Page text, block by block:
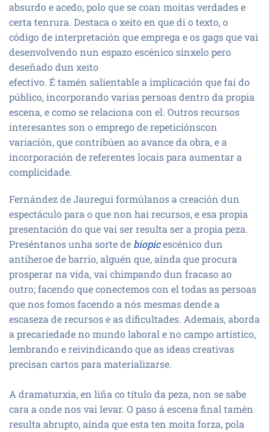
absurdo e acedo, polo que se coan moitas verdades e
certa tenrura. Destaca o xeito en que di o texto, o
código de interpretación que emprega e os gags que vai
desenvolvendo nun espazo escénico sinxelo pero
deseñado dun xeito
efectivo. É tamén salientable a implicación que fai do
público, incorporando varias persoas dentro da propia
escena, e como se relaciona con el. Outros recursos
interesantes son o emprego de repeticiónscon
variación, que contribúen ao avance da obra, e a
incorporación de referentes locais para aumentar a
complicidade.
Fernández de Jauregui formúlanos a creación dun
espectáculo para o que non hai recursos, e esa propia
presentación do que vai ser resulta ser a propia peza.
Preséntanos unha sorte de biopicescénico dun
antiheroe de barrio, alguén que, aínda que procura
prosperar na vida, vai chimpando dun fracaso ao
outro; facendo que conectemos con el todas as persoas
que nos fomos facendo a nós mesmas dende a
escaseza de recursos e as dificultades. Ademais, aborda
a precariedade no mundo laboral e no campo artístico,
lembrando e reivindicando que as ideas creativas
precisan cartos para materializarse.
A dramaturxia, en liña co título da peza, non se sabe
cara a onde nos vai levar. O paso á escena final tamén
resulta abrupto, aínda que esta ten moita forza, pola